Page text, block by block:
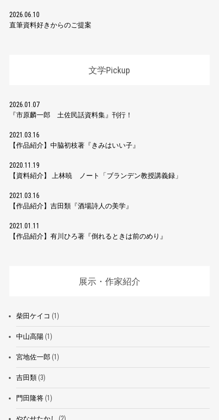
2026.06.10
直筆資料好きからのご提案
文学Pickup
2026.01.07
『市原麟一郎 土佐民話資料集』刊行！
2021.03.16
【作品紹介】中脇初枝著『きみはいい子』
2020.11.19
【資料紹介】 上林暁 ノート「ブランデン教授講義録」
2021.03.16
【作品紹介】吉田類『酒場詩人の美学』
2021.01.11
【作品紹介】有川ひろ著『倒れるときは前のめり』
展示・作家紹介
柴田ケイコ (1)
中山高陽(1)
宮地佐一郎 (1)
吉田類(3)
門田隆将(1)